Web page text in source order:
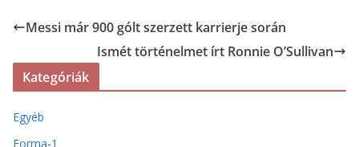
Messi már 900 gólt szerzett karrierje során
Ismét történelmet írt Ronnie O’Sullivan
Kategóriák
Egyéb
Forma-1